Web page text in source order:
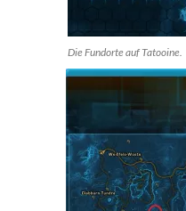
Die Fundorte auf Tatooine.